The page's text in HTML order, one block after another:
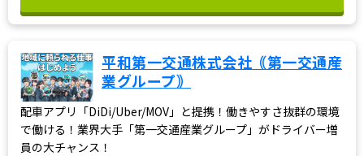
平和第一交通株式会社｟第一交通産
業グループ｠
配車アプリ「DiDi/Uber/MOV」と提携！働きやすさ抜群の環境
で働ける！業界大手「第一交通産業グループ」がドライバー増
員の大チャンス！